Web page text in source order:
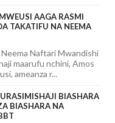
AAGA RASMI
TAKATIFU NA NEEMA
Naftari Mwandishi
maarufu nchini, Amos
ameanza r...
BIASHARA
BIASHARA NA